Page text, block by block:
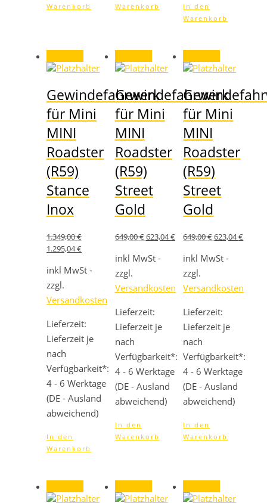
Warenkorb
Warenkorb
In den
Warenkorb
Gewindefahrwerk
für Mini
MINI
Roadster
(R59)
Stance
Inox
1.349,00€
Ursprünglicher
war:
1.349,00 €
1.295,04€Aktueller
ist:
1.295,04 €.
inkl MwSt -
zzgl.
Versandkosten
Lieferzeit:
Lieferzeit je
nach
Verfügbarkeit*:
4 - 6 Werktage
(DE - Ausland
abweichend)
In den
Warenkorb
Gewindefahrwerk
für Mini
MINI
Roadster
(R59)
Street
Gold
649,00€Ursprünglicher
war:
623,04€Aktueller
ist:
623,04 €.
inkl MwSt -
zzgl.
Versandkosten
Lieferzeit:
Lieferzeit je
nach
Verfügbarkeit*:
4 - 6 Werktage
(DE - Ausland
abweichend)
In den
Warenkorb
für Mini
MINI
Roadster
(R59)
Street
Gold
649,00€Ursprünglicher
war:
623,04€
inkl MwSt -
zzgl.
Versandkosten
Lieferzeit:
Lieferzeit je
nach
Verfügbarkeit*:
4 - 6 Werktage
(DE - Ausland
abweichend)
In den
Warenkorb